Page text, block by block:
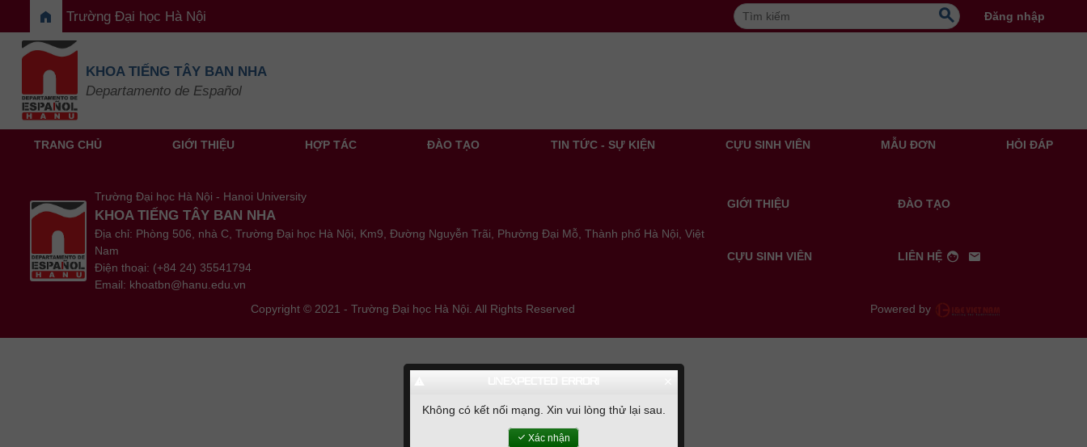
home Trường Đại học Hà Nội search Đăng nhập
KHOA TIẾNG TÂY BAN NHA
Departamento de Español
TRANG CHỦ GIỚI THIỆU HỢP TÁC ĐÀO TẠO TIN TỨC - SỰ KIỆN CỰU SINH VIÊN MẪU ĐƠN HỎI ĐÁP
Trường Đại học Hà Nội - Hanoi University
KHOA TIẾNG TÂY BAN NHA
Địa chỉ: Phòng 506, nhà C, Trường Đại học Hà Nội, Km9, Đường Nguyễn Trãi, Phường Đại Mỗ, Thành phố Hà Nội, Việt
Nam
Điện thoại: (+84 24) 35541794
Email: khoatbn@hanu.edu.vn
GIỚI THIỆU ĐÀO TẠO
CỰU SINH VIÊN LIÊN HỆ facebookemail
Copyright © 2021 - Trường Đại học Hà Nội. All Rights Reserved Powered by
Không có kết nối mạng. Xin vui lòng thử lại sau.
done Xác nhận